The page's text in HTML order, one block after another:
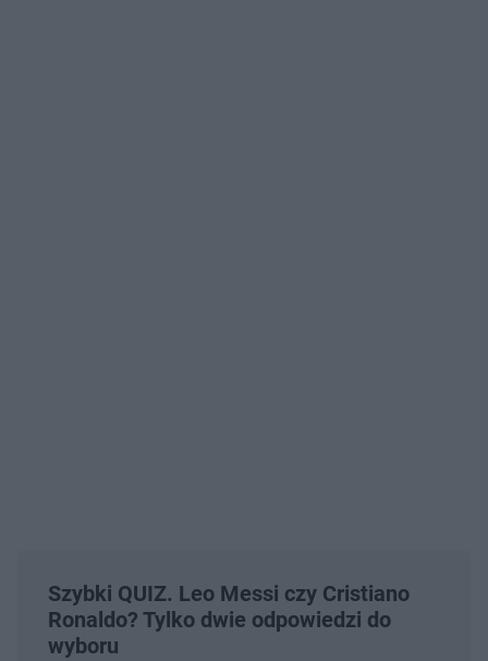
Szybki QUIZ. Leo Messi czy Cristiano
Ronaldo? Tylko dwie odpowiedzi do
wyboru